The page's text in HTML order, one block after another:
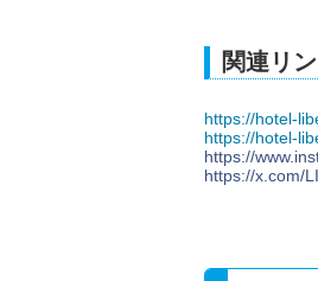
関連リ
https://hotel-
https://hotel-
https://
https://x.com/